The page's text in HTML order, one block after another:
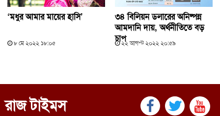
‘মধুর আমার মায়ের হাসি’
৮ মে ২০২২ ১৮:০৫
৩৪ বিলিয়ন ডলারের অনিষ্পন্ন
আমদানি দায়, অর্থনীতিতে বড়
চাপ২২ আগস্ট ২০২২ ২০:৫৯
রাজ টাইমস